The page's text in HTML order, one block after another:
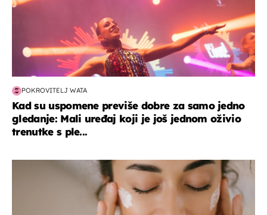
POKROVITELJ WATA
Kad su uspomene previše dobre za samo jedno
gledanje: Mali uređaj koji je još jednom oživio
trenutke s ple...
moda & ljepota